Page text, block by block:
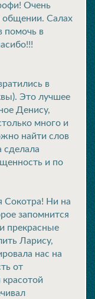
Очень
общении. Салах
помочь в
в
Это лучшее
Денису,
много и
найти слов
и по
Сокотра! Ни на
запомнится
прекрасные
Ларису,
нас на
от